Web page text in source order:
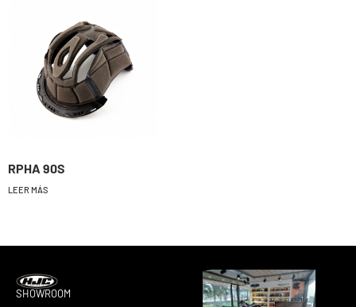
RPHA 90S
LEER MÁS
SHOWROOM